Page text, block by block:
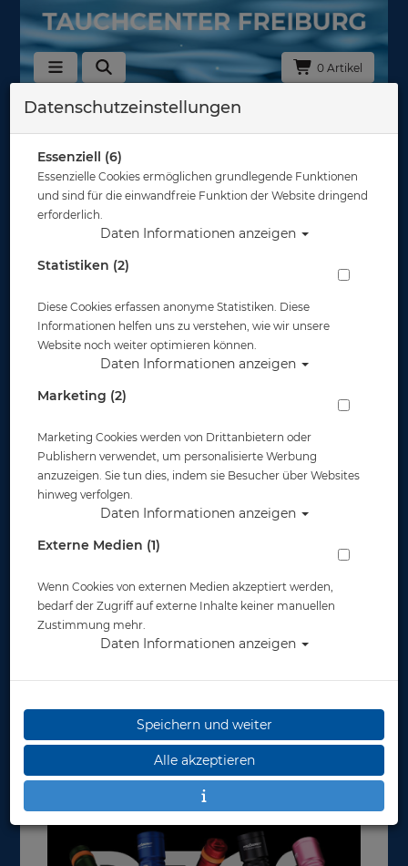
0 Artikel
Datenschutzeinstellungen
Essenziell (6)
Essenzielle Cookies ermöglichen grundlegende Funktionen
und sind für die einwandfreie Funktion der Website dringend
erforderlich.
Daten Informationen anzeigen
Statistiken (2)
Diese Cookies erfassen anonyme Statistiken. Diese
Informationen helfen uns zu verstehen, wie wir unsere
Website noch weiter optimieren können.
Daten Informationen anzeigen
Marketing (2)
Marketing Cookies werden von Drittanbietern oder
Publishern verwendet, um personalisierte Werbung
anzuzeigen. Sie tun dies, indem sie Besucher über Websites
hinweg verfolgen.
Daten Informationen anzeigen
Externe Medien (1)
Wenn Cookies von externen Medien akzeptiert werden,
bedarf der Zugriff auf externe Inhalte keiner manuellen
Zustimmung mehr.
Daten Informationen anzeigen
Speichern und weiter
Alle akzeptieren